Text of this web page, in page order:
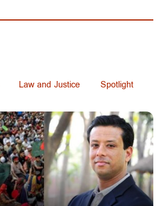
Law and Justice Spotlight